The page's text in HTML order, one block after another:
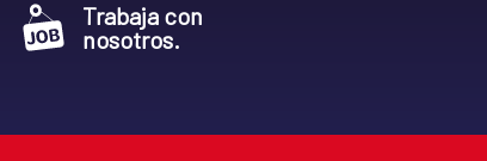
Trabaja con
nosotros.